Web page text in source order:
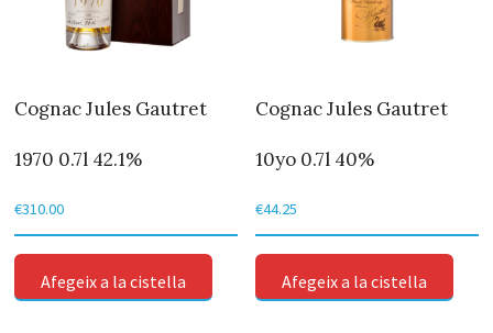
Cognac Jules Gautret
1970 0.7l 42.1%
€310.00
Afegeix a la cistella
Cognac Jules Gautret
10yo 0.7l 40%
€44.25
Afegeix a la cistella